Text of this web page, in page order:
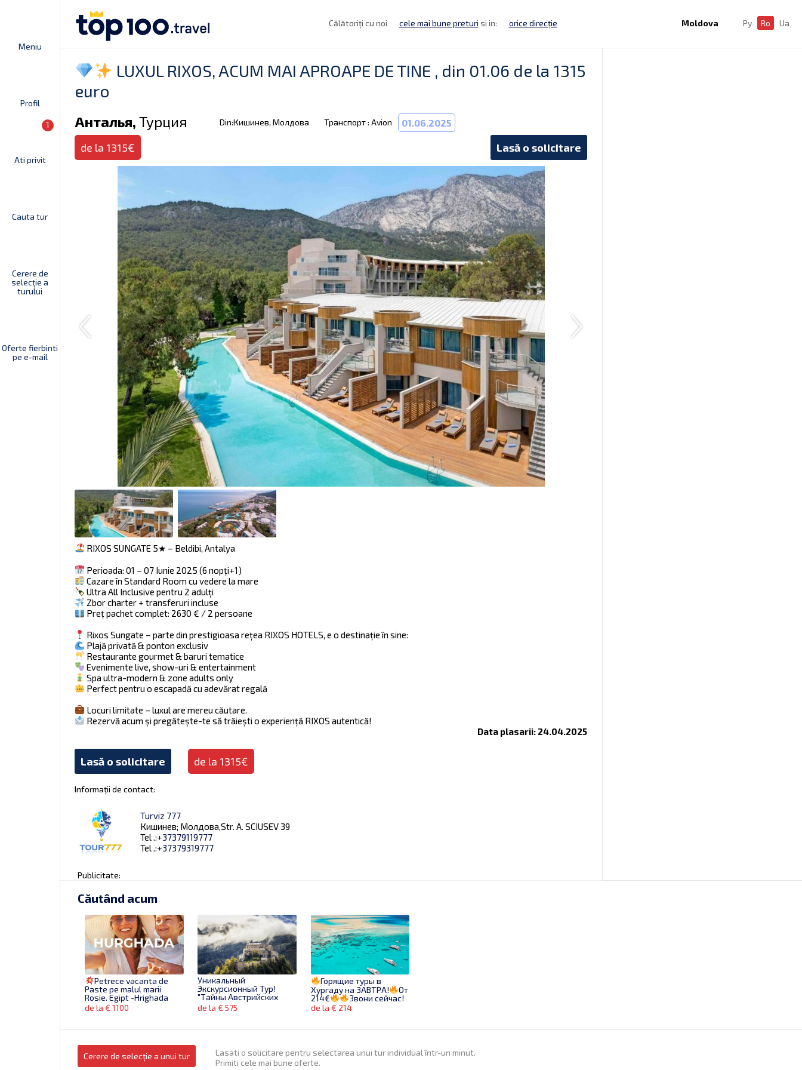
Meniu
Profil
Ati privit
1
Cauta tur
Cerere de
selecție a
turului
Oferte fierbinti
pe e-mail
Călătoriți cu noi cele mai bune preturi si in: orice direcție Moldova Ру Ro Ua
LUXUL RIXOS, ACUM MAI APROAPE DE TINE , din 01.06 de la 1315
euro
Анталья, Турция Din:Кишинев, Молдова Транспорт : Avion 01.06.2025
de la 1315€ Lasă o solicitare
RIXOS SUNGATE 5★ – Beldibi, Antalya
Perioada: 01 – 07 Iunie 2025 (6 nopți+1)
Cazare în Standard Room cu vedere la mare
Ultra All Inclusive pentru 2 adulți
Zbor charter + transferuri incluse
Preț pachet complet: 2630 € / 2 persoane
Rixos Sungate – parte din prestigioasa rețea RIXOS HOTELS, e o destinație în sine:
Plajă privată & ponton exclusiv
Restaurante gourmet & baruri tematice
Evenimente live, show-uri & entertainment
Spa ultra-modern & zone adults only
Perfect pentru o escapadă cu adevărat regală
Locuri limitate – luxul are mereu căutare.
Rezervă acum și pregătește-te să trăiești o experiență RIXOS autentică!
Data plasarii: 24.04.2025
Lasă o solicitare de la 1315€
Informații de contact:
Turviz 777
Кишинев; Молдова,Str. A. SCIUSEV 39
Tel .:+37379119777
Tel .:+37379319777
Publicitate:
Căutând acum
Petrece vacanta de
Paste pe malul marii
Rosie. Egipt -Hrighada
de la € 1100
Уникальный
Экскурсионный Тур!
"Тайны Австрийских
Альп"
de la € 575
Горящие туры в
Хургаду на ЗАВТРА!
От
214€
Звони сейчас!
de la € 214
Cerere de selecție a unui tur
Lasati o solicitare pentru selectarea unui tur individual într-un minut.
Primiti cele mai bune oferte.